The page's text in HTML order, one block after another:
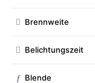
Brennweite
Belichtungszeit
f Blende